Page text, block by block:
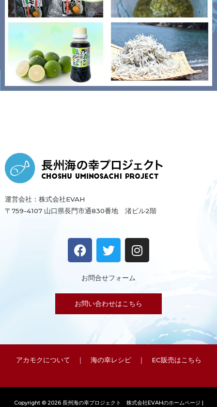
運営会社：株式会社EVAH
〒759-4107 山口県長門市通830番地 渚ビル2階
F
a
e
b
o
o
T
w
t
t
e
r
I
n
a
g
r
a
m
お問合せフォーム
お問い合わせはこちら
アカモクについて ｜ 海の幸レシピ｜ EC販売はこちら
Copyright © 2026 長州海の幸プロジェクト 株式会社EVAHのホームページ |